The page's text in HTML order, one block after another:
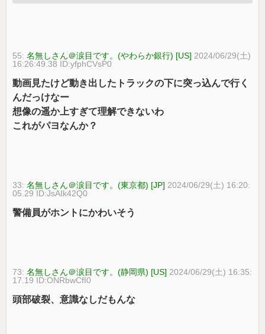
55:名無しさん＠涙目です。(やわらか銀行) [US] 2024/06/29(土)
16:26:49.38 ID:yfphCVsP0
動画見たけど動き出したトラックの下に突っ込んで行く
んだっけなー
想像の遥か上すぎて理解できないわ
これがパヨなんか？
33:名無しさん＠涙目です。(東京都) [JP] 2024/06/29(土) 16:20:
05.29 ID:JsAIk42Q0
警備員がホントにかわいそう
73:名無しさん＠涙目です。(静岡県) [US] 2024/06/29(土) 16:35:
17.19 ID:ONRbwCfI0
頭部破裂、意識なしだもんな